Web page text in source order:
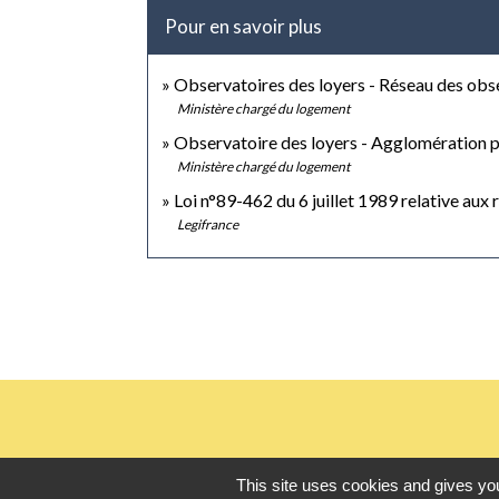
Pour en savoir plus
Observatoires des loyers - Réseau des
Ministère chargé du logement
Observatoire des loyers - Agglomération
Ministère chargé du logement
Loi n°89-462 du 6 juillet 1989 relative
Legifrance
This site uses cookies and gives